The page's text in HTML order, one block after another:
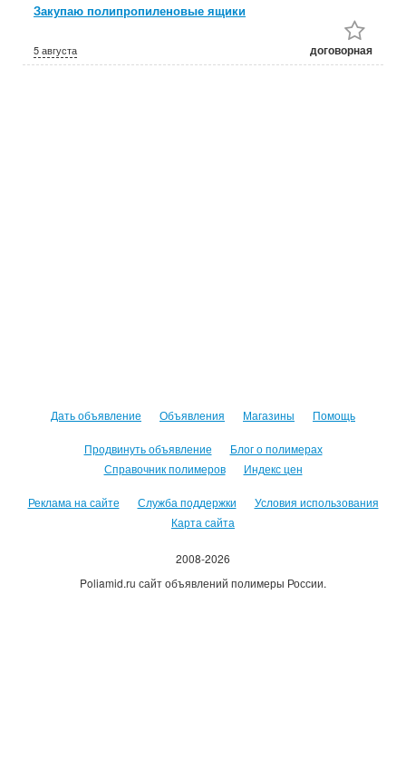
Закупаю полипропиленовые ящики
5 августа договорная
Дать объявление Объявления Магазины Помощь
Продвинуть объявление
Блог о полимерах
Справочник полимеров
Индекс цен
Реклама на сайте Служба поддержки
Условия использования
Карта сайта
2008-2026
Poliamid.ru сайт объявлений полимеры России.